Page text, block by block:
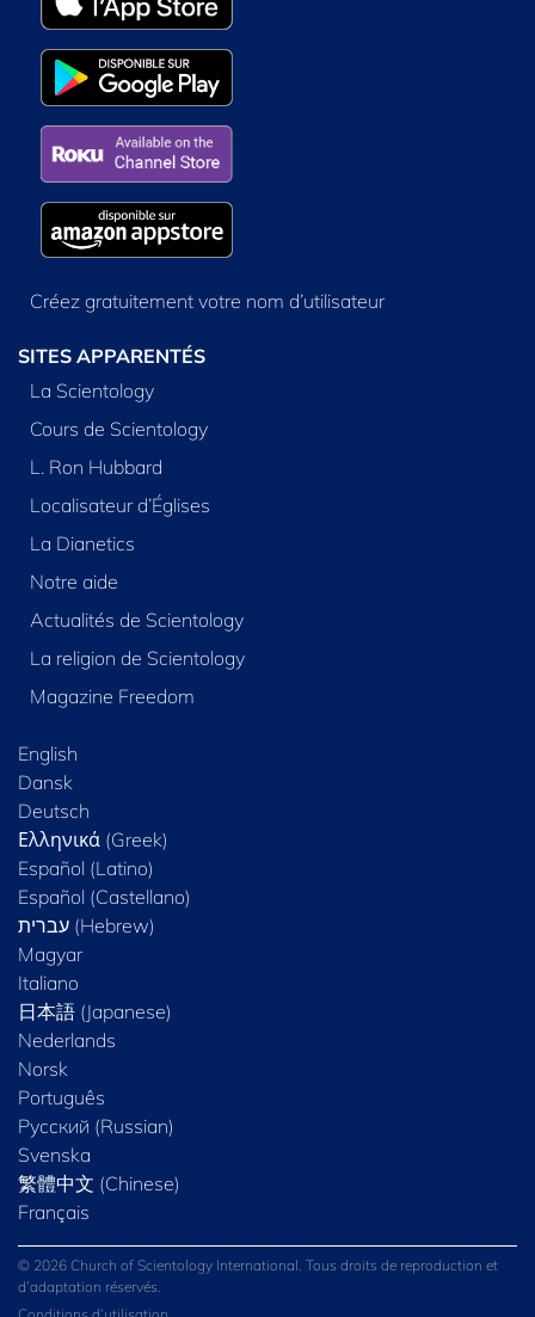
Créez gratuitement votre nom d’utilisateur
SITES APPARENTÉS
La Scientology
Cours de Scientology
L. Ron Hubbard
Localisateur d’Églises
La Dianetics
Notre aide
Actualités de Scientology
La religion de Scientology
Magazine Freedom
English
Dansk
Deutsch
Ελληνικά (Greek)
Español (Latino)
Español (Castellano)
Magyar
Italiano
日本語 (Japanese)
Nederlands
Norsk
Português
Русский (Russian)
Svenska
繁體中文 (Chinese)
Français
© 2026 Church of Scientology International. Tous droits de reproduction et
d’adaptation réservés.
Conditions d’utilisation